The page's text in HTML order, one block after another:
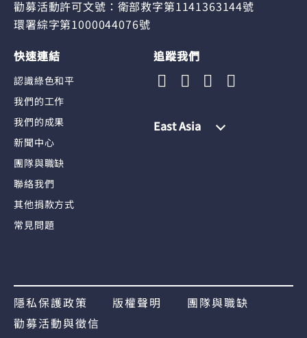
勸募活動許可文號：衛部救字第1141363144號
環署綜字第1000044076號
快速連結
認識綠色和平
我們的工作
我們的成果
新聞中心
團隊與職缺
聯絡我們
其他捐款方式
常見問題
追蹤我們
East Asia
隱私保護政策 版權聲明
團隊與職缺
勸募活動與徵信